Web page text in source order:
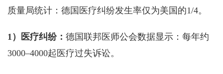
质量局统计：德国医疗纠纷发生率仅为美国的1/4。
1）医疗纠纷： 德国联邦医师公会数据显示：每年约
3000–4000起医疗过失诉讼。